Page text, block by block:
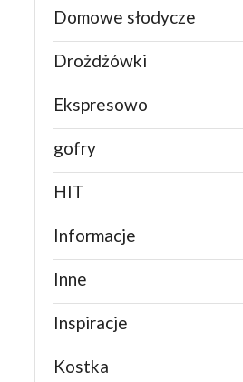
Domowe słodycze
Drożdżówki
Ekspresowo
gofry
HIT
Informacje
Inne
Inspiracje
Kostka